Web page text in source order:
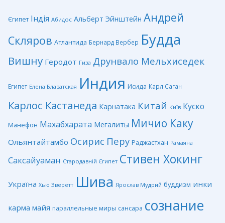
Єгипет Індія Абидос Альберт Эйнштейн Андрей
Скляров Атлантида Бернард Вербер Будда
Вишну Геродот Гиза Друнвало Мельхиседек
Египет Елена Блаватская Индия Исида Карл Саган
Карлос Кастанеда Карнатака Китай Київ Куско
Манефон Махабхарата Мегалиты Мичио Каку
Ольянтайтамбо Осирис Перу Раджастхан Рамаяна
Саксайуаман Стародавній Єгипет Стивен Хокинг
Україна Хью Эверетт Шива Ярослав Мудрий буддизм инки
карма майя параллельные миры сансара сознание